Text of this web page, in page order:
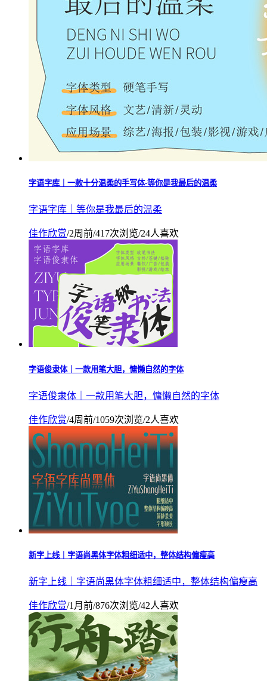
字语字库｜一款十分温柔的手写体-等你是我最后的温柔
字语字库｜等你是我最后的温柔
佳作欣赏/2周前/417次浏览/24人喜欢
字语俊隶体｜一款用笔大胆，慵懒自然的字体
字语俊隶体｜一款用笔大胆，慵懒自然的字体
佳作欣赏/4周前/1059次浏览/2人喜欢
新字上线｜字语尚黑体字体粗细适中，整体结构偏瘦高
新字上线｜字语尚黑体字体粗细适中，整体结构偏瘦高
佳作欣赏/1月前/876次浏览/42人喜欢